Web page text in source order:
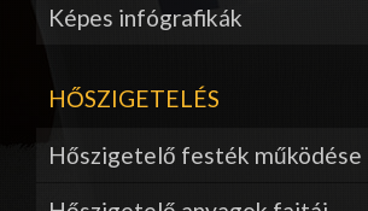
Képes infógrafikák
HŐSZIGETELÉS
Hőszigetelő festék működése